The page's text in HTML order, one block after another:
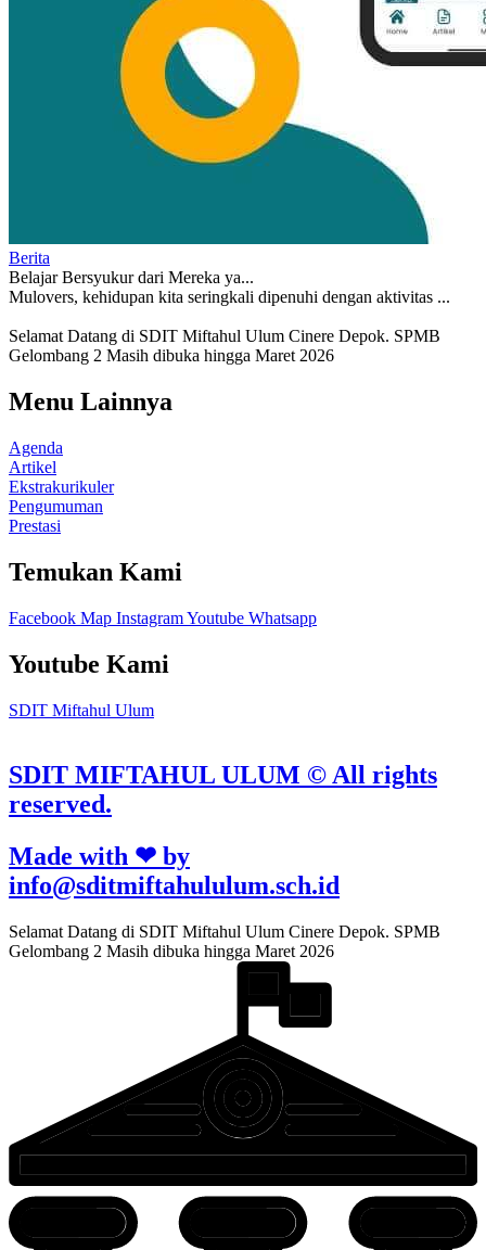
Berita
Belajar Bersyukur dari Mereka ya...
Mulovers, kehidupan kita seringkali dipenuhi dengan aktivitas ...
Selamat Datang di SDIT Miftahul Ulum Cinere Depok. SPMB
Gelombang 2 Masih dibuka hingga Maret 2026
Menu Lainnya
Agenda
Artikel
Ekstrakurikuler
Pengumuman
Prestasi
Temukan Kami
Facebook Map InstagramYoutube Whatsapp
Youtube Kami
SDIT Miftahul Ulum
SDIT MIFTAHUL ULUM © All rights
reserved.
Made with ❤ by
info@sditmiftahululum.sch.id
Selamat Datang di SDIT Miftahul Ulum Cinere Depok. SPMB
Gelombang 2 Masih dibuka hingga Maret 2026